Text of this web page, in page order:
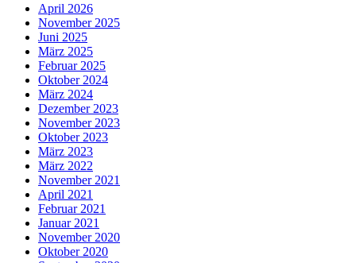
April 2026
November 2025
Juni 2025
März 2025
Februar 2025
Oktober 2024
März 2024
Dezember 2023
November 2023
Oktober 2023
März 2023
März 2022
November 2021
April 2021
Februar 2021
Januar 2021
November 2020
Oktober 2020